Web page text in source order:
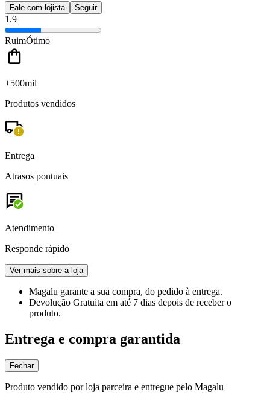
Fale com lojista Seguir
1.9
RuimÓtimo
+500mil
Produtos vendidos
Entrega
Atrasos pontuais
Atendimento
Responde rápido
Ver mais sobre a loja
Magalu garante a sua compra, do pedido à entrega.
Devolução Gratuita em até 7 dias depois de receber o
produto.
Entrega e compra garantida
Fechar
Produto vendido por loja parceira e entregue pelo Magalu